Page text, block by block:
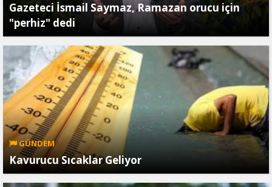
Gazeteci İsmail Saymaz, Ramazan orucu için
"perhiz" dedi
GÜNDEM
Kavurucu Sıcaklar Geliyor